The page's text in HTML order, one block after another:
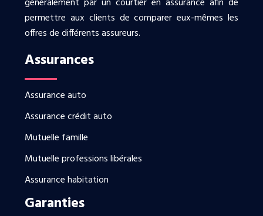
permettre aux clients de comparer eux-mêmes les
offres de différents assureurs.
Assurances
Assurance auto
Assurance crédit auto
Mutuelle famille
Mutuelle professions libérales
Assurance habitation
Garanties